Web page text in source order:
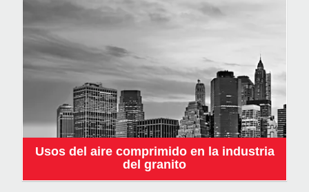
Usos del aire comprimido en la industria
del granito